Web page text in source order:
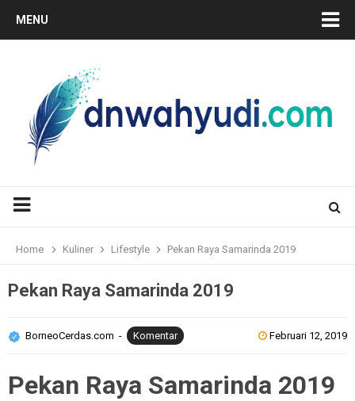
MENU
Home Kuliner Lifestyle Pekan Raya Samarinda 2019
Pekan Raya Samarinda 2019
BorneoCerdas.com Februari 12, 2019
Komentar
Pekan Raya Samarinda 2019